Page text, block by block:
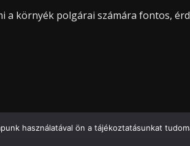
a környék polgárai számára fontos,
használatával ön a tájékoztatásunkat